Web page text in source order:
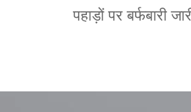
पहाड़ों पर बर्फबारी